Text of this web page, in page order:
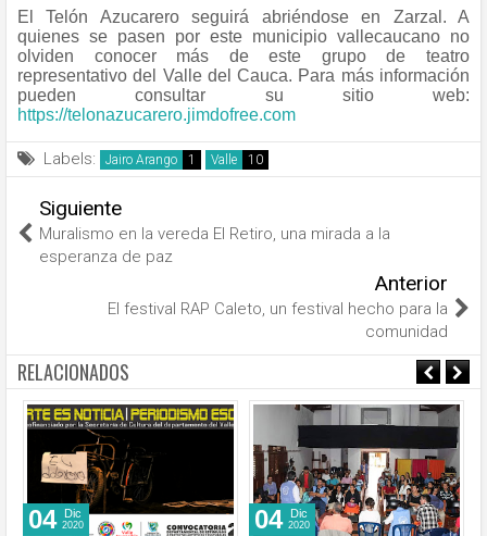
El Telón Azucarero seguirá abriéndose en Zarzal. A
quienes se pasen por este municipio vallecaucano no
olviden conocer más de este grupo de teatro
representativo del Valle del Cauca. Para más información
pueden consultar su sitio web:
https://telonazucarero.jimdofree.com
Labels: Jairo Arango Valle
Siguiente
Muralismo en la vereda El Retiro, una mirada a la
esperanza de paz
Anterior
El festival RAP Caleto, un festival hecho para la
comunidad
RELACIONADOS
04 Dic
2020 04 Dic
2020